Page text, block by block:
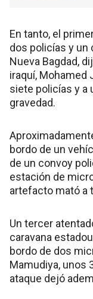
En tanto, el
dos policías y un
Nueva Bagdad,
iraquí, Mohamed
siete policías y a
gravedad.
bordo de un
de un convoy
estación de
artefacto mató a
Un tercer
caravana
bordo de dos
Mamudiya, unos
ataque dejó